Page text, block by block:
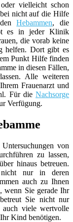
vielleicht schon
nicht auf die Hilfe
denHebammen, die
es in jeder Klinik
die vorab keine
helfen. Dort gibt es
Punkt Hilfe finden
in diesen Fällen,
Alle weiteren
Frauenarzt und
Für die Nachsorge
Verfügung.
von
zu lassen,
hinaus betreuen.
nicht nur in deren
auch zu Ihnen
wenn Sie gerade Ihr
Sie nicht nur
auch viele wertvolle
Kind benötigen.